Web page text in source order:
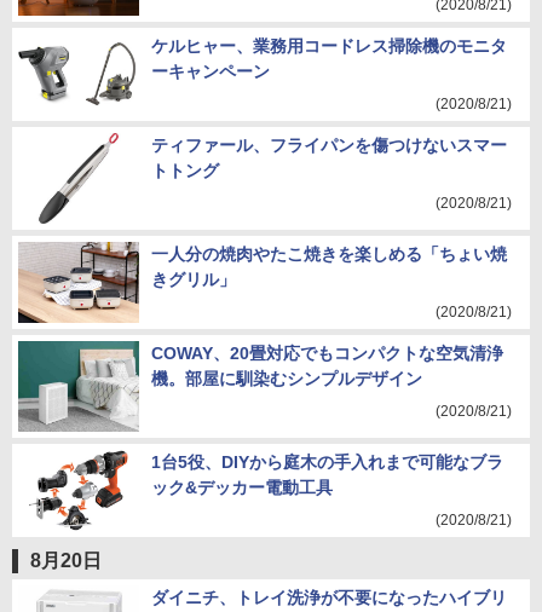
(2020/8/21)
ケルヒャー、業務用コードレス掃除機のモニタ
ーキャンペーン
(2020/8/21)
ティファール、フライパンを傷つけないスマー
トトング
(2020/8/21)
一人分の焼肉やたこ焼きを楽しめる「ちょい焼
きグリル」
(2020/8/21)
COWAY、20畳対応でもコンパクトな空気清浄
機。部屋に馴染むシンプルデザイン
(2020/8/21)
1台5役、DIYから庭木の手入れまで可能なブラ
ック&デッカー電動工具
(2020/8/21)
8月20日
ダイニチ、トレイ洗浄が不要になったハイブリ